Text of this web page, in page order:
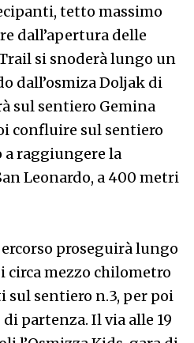
tetto massimo
dall’apertura delle
si snoderà lungo un
dall’osmiza Doljak di
sul sentiero Gemina
confluire sul sentiero
a raggiungere la
Leonardo, a 400 metri
proseguirà lungo
circa mezzo chilometro
sentiero n.3, per poi
partenza. Il via alle 19